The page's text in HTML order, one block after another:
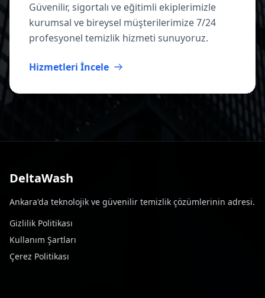
Güvenilir, sigortalı ve eğitimli ekiplerimizle
kurumsal ve bireysel müşterilerimize 7/24
profesyonel temizlik hizmeti sunuyoruz.
Hizmetleri İncele
DeltaWash
Ankara'da teknolojik ve güvenilir temizlik çözümlerinin adresi.
Gizlilik Politikası
Kullanım Şartları
Çerez Politikası